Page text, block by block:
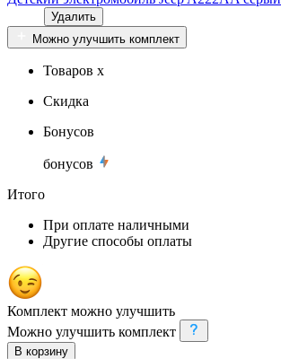
Удалить
Можно улучшить комплект
Товаров x
Скидка
Бонусов
бонусов
Итого
При оплате наличными
Другие способы оплаты
Комплект можно улучшить
Можно улучшить комплект
В корзину